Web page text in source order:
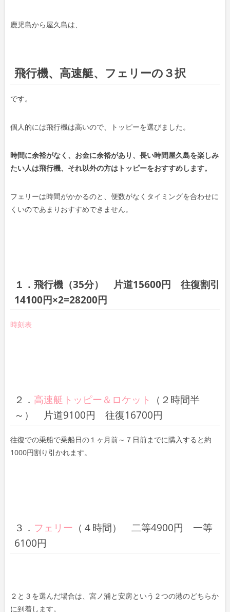
鹿児島から屋久島は、
飛行機、高速艇、フェリーの３択
です。
個人的には飛行機は高いので、トッピーを選びました。
時間に余裕がなく、お金に余裕があり、長い時間屋久島を楽しみ
たい人は飛行機、それ以外の方はトッピーをおすすめします。
フェリーは時間がかかるのと、便数がなくタイミングを合わせに
くいのであまりおすすめできません。
１．飛行機（35分） 片道15600円 往復割引
14100円×2=28200円
時刻表
２． 高速艇トッピー＆ロケット
（２時間半
～） 片道9100円 往復16700円
往復での乗船で乗船日の１ヶ月前～７日前までに購入すると約
1000円割り引かれます。
３． フェリー （４時間） 二等4900円 一等
6100円
２と３を選んだ場合は、宮ノ浦と安房という２つの港のどちらか
に到着します。